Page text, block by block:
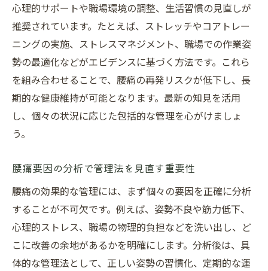
ストレス管理が腰痛に与える影響と対処法
ストレスが腰痛に及ぼす影響と管理法
腰痛とメンタルヘルスの深い関係性を解説
腰痛悪化を防ぐためのストレス対策技術
ストレス管理が腰痛予防に果たす役割
腰痛軽減に繋がるリラクゼーションの活用
心理的サポートや職場環境の調整、生活習慣の見直しが
推奨されています。たとえば、ストレッチやコアトレー
ニングの実施、ストレスマネジメント、職場での作業姿
勢の最適化などがエビデンスに基づく方法です。これら
を組み合わせることで、腰痛の再発リスクが低下し、長
期的な健康維持が可能となります。最新の知見を活用
し、個々の状況に応じた包括的な管理を心がけましょ
う。
腰痛要因の分析で管理法を見直す重要性
腰痛の効果的な管理には、まず個々の要因を正確に分析
することが不可欠です。例えば、姿勢不良や筋力低下、
心理的ストレス、職場の物理的負担などを洗い出し、ど
こに改善の余地があるかを明確にします。分析後は、具
体的な管理法として、正しい姿勢の習慣化、定期的な運